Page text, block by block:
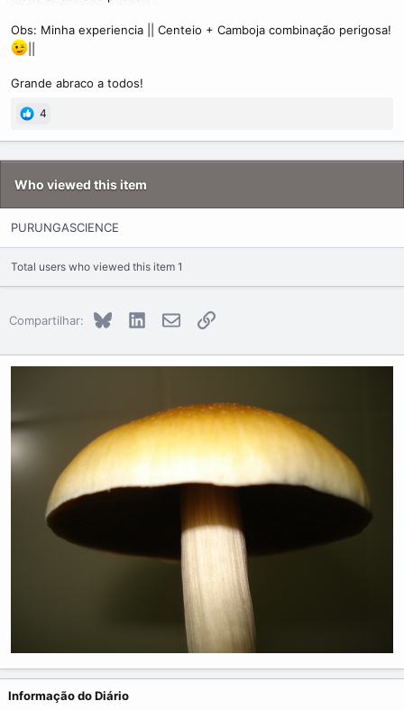
Obs: Minha experiencia || Centeio + Camboja combinação perigosa!
Grande abraco a todos!
4
Who viewed this item
PURUNGASCIENCE
Total users who viewed this item 1
Compartilhar: BlueskyLinkedInE-mailLink
Informação do Diário